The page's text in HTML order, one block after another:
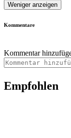
Weniger anzeigen
Kommentare
Kommentar
Empfohlen